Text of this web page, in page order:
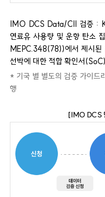
IMO DCS Data/CII 검증 :
연료유 사용량 및 운항 탄소
MEPC.348(78))에서 제시
선박에 대한 적합 확인서
* 기국 별 별도의 검증 가이드
행
[IMO DCS